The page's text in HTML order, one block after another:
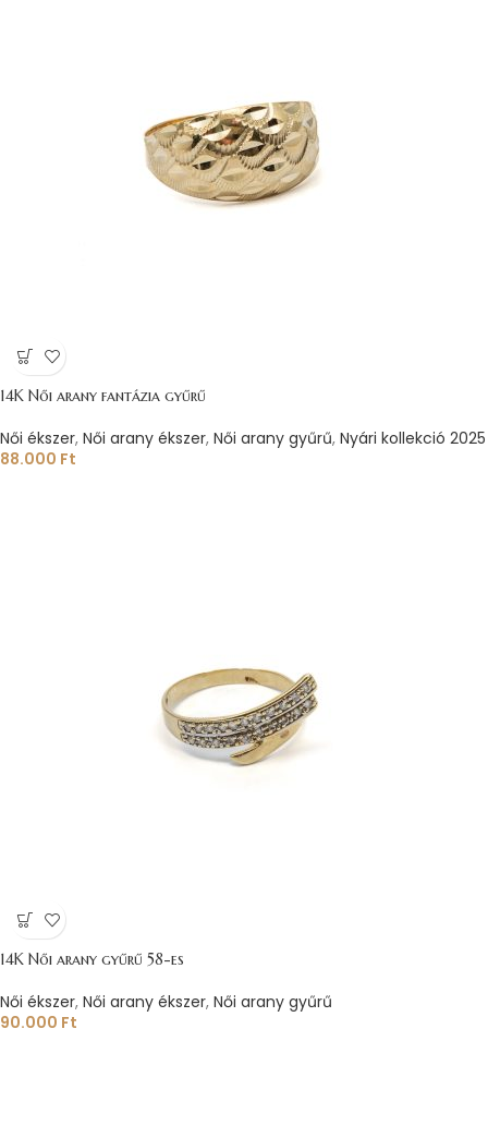
14K Női arany fantázia gyűrű
Női ékszer, Női arany ékszer, Női arany gyűrű, Nyári kollekció 2025
88.000 Ft
14K Női arany gyűrű 58-es
Női ékszer, Női arany ékszer, Női arany gyűrű
90.000 Ft